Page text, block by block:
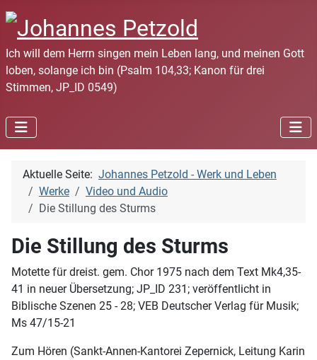
Ich will dem Herrn singen mein Leben lang, und meinen Gott
loben, solange ich bin (Psalm 104,33; Kanon für drei
Stimmen, JP_ID 0549)
Aktuelle Seite: Johannes Petzold - Werk und Leben
Werke
Video und Audio
Die Stillung des Sturms
Die Stillung des Sturms
Motette für dreist. gem. Chor 1975 nach dem Text Mk4,35-
41 in neuer Übersetzung; JP_ID 231; veröffentlicht in
Biblische Szenen 25 - 28; VEB Deutscher Verlag für Musik;
Ms 47/15-21
Zum Hören (Sankt-Annen-Kantorei Zepernick, Leitung Karin